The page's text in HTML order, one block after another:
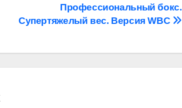
Профессиональный бокс.
Супертяжелый вес. Версия WBC